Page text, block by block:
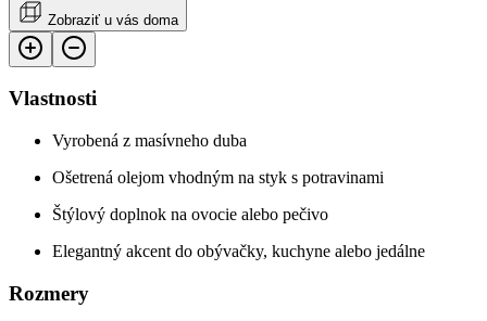
Zobraziť u vás doma
Vlastnosti
Vyrobená z masívneho duba
Ošetrená olejom vhodným na styk s potravinami
Štýlový doplnok na ovocie alebo pečivo
Elegantný akcent do obývačky, kuchyne alebo jedálne
Rozmery